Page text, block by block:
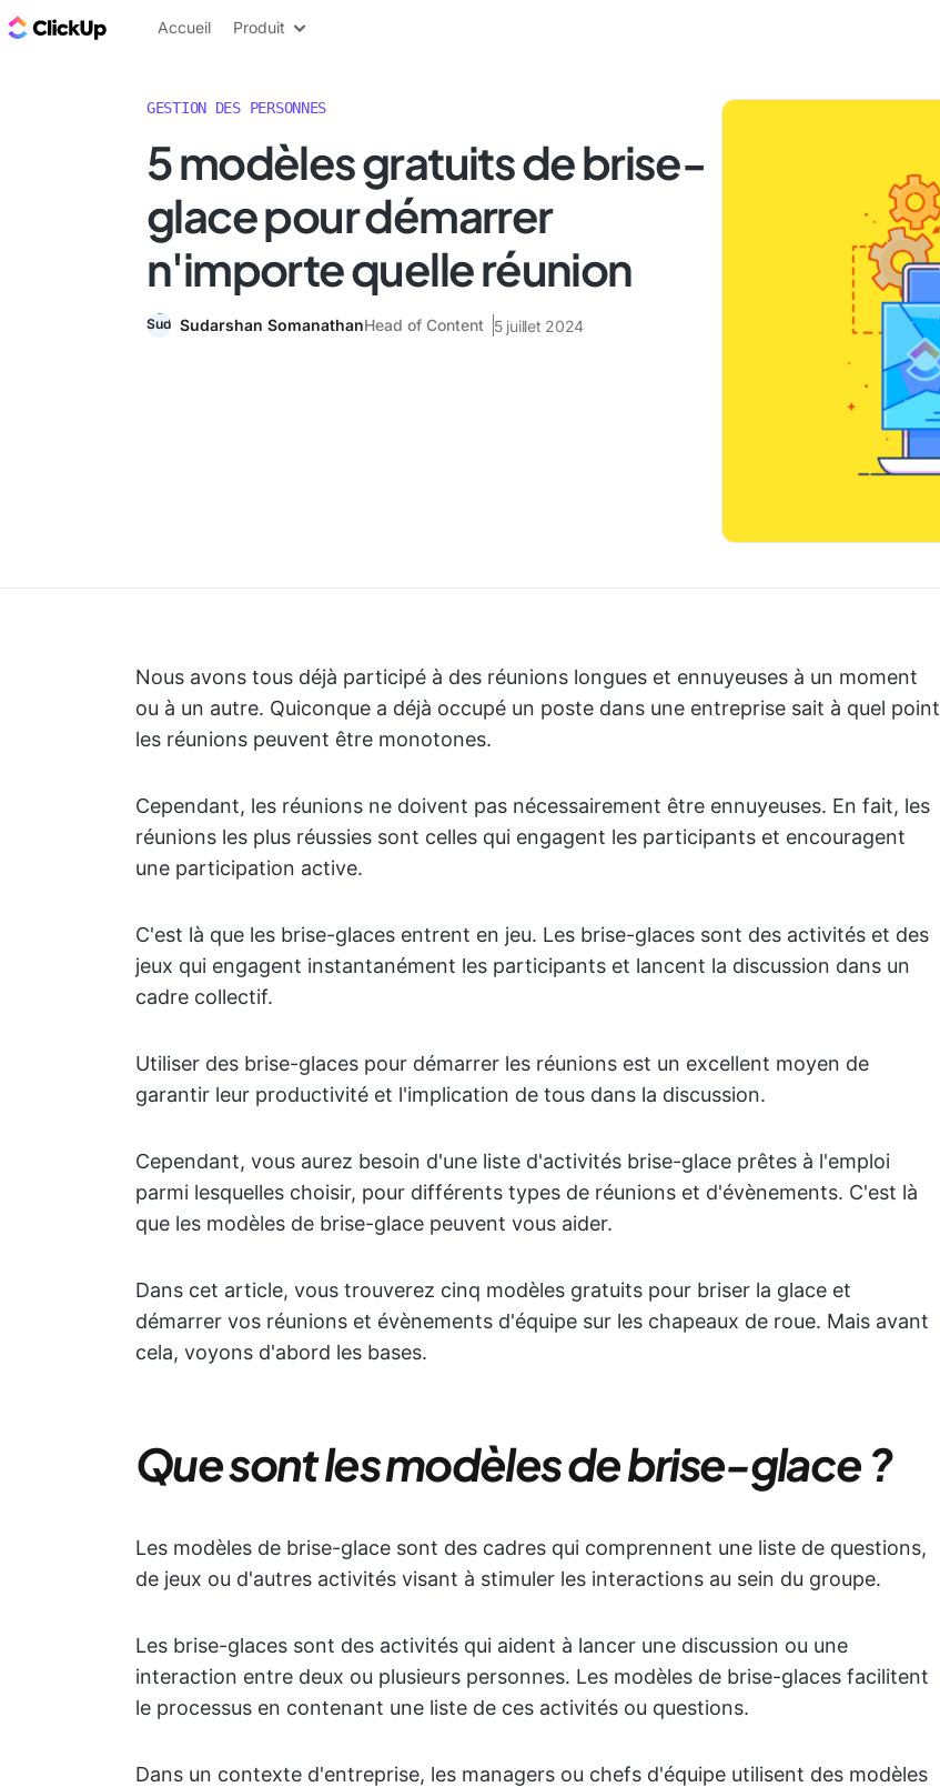
ClickUp Blog
Accueil Produit
GESTION DES PERSONNES
5 modèles gratuits de brise-
glace pour démarrer
n'importe quelle réunion
Sudarshan SomanathanHead of Content 5 juillet 2024
Nous avons tous déjà participé à des réunions longues et ennuyeuses à un moment
ou à un autre. Quiconque a déjà occupé un poste dans une entreprise sait à quel point
les réunions peuvent être monotones.
Cependant, les réunions ne doivent pas nécessairement être ennuyeuses. En fait, les
réunions les plus réussies sont celles qui engagent les participants et encouragent
une participation active.
C'est là que les brise-glaces entrent en jeu. Les brise-glaces sont des activités et des
jeux qui engagent instantanément les participants et lancent la discussion dans un
cadre collectif.
Utiliser des brise-glaces pour démarrer les réunions est un excellent moyen de
garantir leur productivité et l'implication de tous dans la discussion.
Cependant, vous aurez besoin d'une liste d'activités brise-glace prêtes à l'emploi
parmi lesquelles choisir, pour différents types de réunions et d'évènements. C'est là
que les modèles de brise-glace peuvent vous aider.
Dans cet article, vous trouverez cinq modèles gratuits pour briser la glace et
démarrer vos réunions et évènements d'équipe sur les chapeaux de roue. Mais avant
cela, voyons d'abord les bases.
Que sont les modèles de brise-glace ?
Les modèles de brise-glace sont des cadres qui comprennent une liste de questions,
de jeux ou d'autres activités visant à stimuler les interactions au sein du groupe.
Les brise-glaces sont des activités qui aident à lancer une discussion ou une
interaction entre deux ou plusieurs personnes. Les modèles de brise-glaces facilitent
le processus en contenant une liste de ces activités ou questions.
Dans un contexte d'entreprise, les managers ou chefs d'équipe utilisent des modèles